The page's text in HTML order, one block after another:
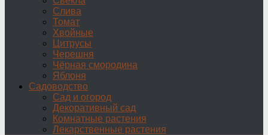
Слива
Томат
Хвойные
Цитрусы
Черешня
Чёрная смородина
Яблоня
Садоводство
Сад и огород
Декоративный сад
Комнатные растения
Лекарственные растения